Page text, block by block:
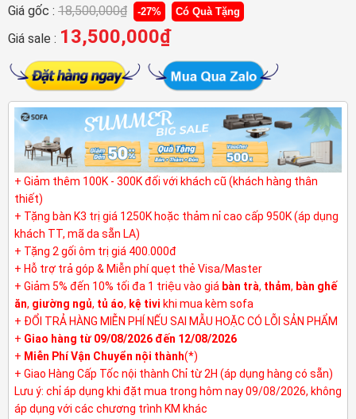
Giá gốc : 18,500,000₫ -27% Có Quà Tặng
Giá sale : 13,500,000₫
+ Giảm thêm 100K - 300K đối với khách cũ (khách hàng thân
thiết)
+ Tặng bàn K3 trị giá 1250K hoặc thảm nỉ cao cấp 950K (áp dụng
khách TT, mã da sẵn LA)
+ Tặng 2 gối ôm trị giá 400.000đ
+ Hỗ trợ trả góp & Miễn phí quẹt thẻ Visa/Master
+ Giảm 5% đến 10% tối đa 1 triệu vào giá bàn trà, thảm, bàn ghế
ăn, giường ngủ, tủ áo, kệ tivi khi mua kèm sofa
+ ĐỔI TRẢ HÀNG MIỄN PHÍ NẾU SAI MẪU HOẶC CÓ LỖI SẢN PHẨM
+ Giao hàng từ 09/08/2026 đến 12/08/2026
+ Miễn Phí Vận Chuyển nội thành(*)
+ Giao Hàng Cấp Tốc nội thành Chỉ từ 2H (áp dụng hàng có sẵn)
Lưu ý: chỉ áp dụng khi đặt mua trong hôm nay 09/08/2026, không
áp dụng với các chương trình KM khác